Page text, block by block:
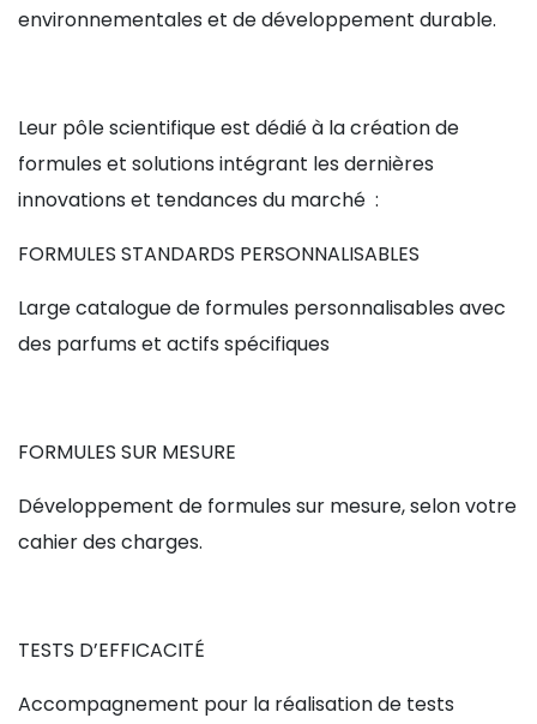
environnementales et de développement durable.
Leur pôle scientifique est dédié à la création de
formules et solutions intégrant les dernières
innovations et tendances du marché :
FORMULES STANDARDS PERSONNALISABLES
Large catalogue de formules personnalisables avec
des parfums et actifs spécifiques
FORMULES SUR MESURE
Développement de formules sur mesure, selon votre
cahier des charges.
TESTS D’EFFICACITÉ
Accompagnement pour la réalisation de tests